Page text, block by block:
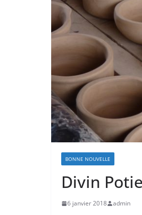
BONNE NOUVELLE
Divin
6 janvier 2018 admin